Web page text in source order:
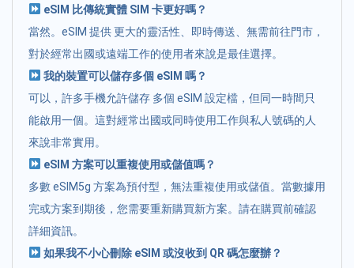
eSIM 比傳統實體 SIM 卡更好嗎？
當然。eSIM 提供 更大的靈活性、即時傳送、無需前往門市，
對於經常出國或遠端工作的使用者來說是最佳選擇。
我的裝置可以儲存多個 eSIM 嗎？
可以，許多手機允許儲存 多個 eSIM 設定檔，但同一時間只
能啟用一個。這對經常出國或同時使用工作與私人號碼的人
來說非常實用。
eSIM 方案可以重複使用或儲值嗎？
多數 eSIM5g 方案為預付型，無法重複使用或儲值。當數據用
完或方案到期後，您需要重新購買新方案。請在購買前確認
詳細資訊。
如果我不小心刪除 eSIM 或沒收到 QR 碼怎麼辦？